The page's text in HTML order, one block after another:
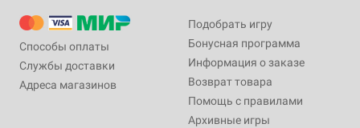
Способы оплаты
Службы доставки
Адреса магазинов
Подобрать игру
Бонусная программа
Информация о заказе
Возврат товара
Помощь с правилами
Архивные игры